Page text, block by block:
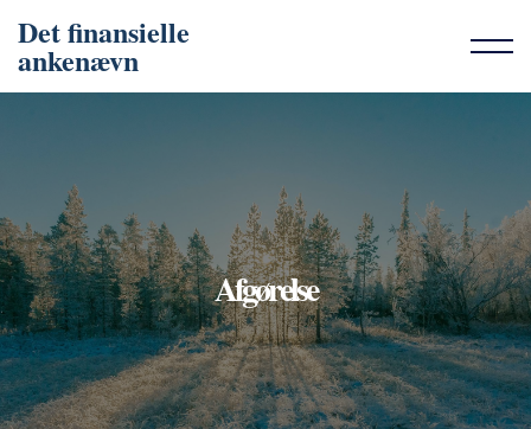
Det finansielle
ankenævn
Afgørelse